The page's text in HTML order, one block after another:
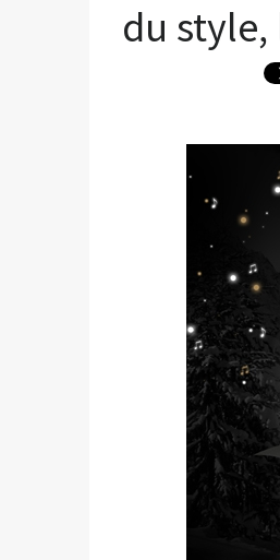
du style,